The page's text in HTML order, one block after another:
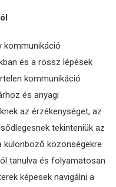
kommunikáció
és a rossz lépések
kommunikáció
és anyagi
az érzékenységet, az
tekinteniük az
különböző közönségekre
tanulva és folyamatosan
képesek navigálni a